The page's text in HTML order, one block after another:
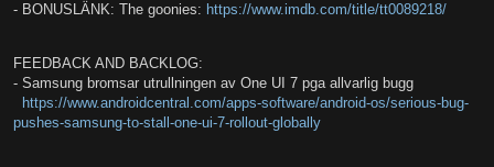
- BONUSLÄNK: The goonies: https://www.imdb.com/title/tt0089218/
FEEDBACK AND BACKLOG:
- Samsung bromsar utrullningen av One UI 7 pga allvarlig bugg
https://www.androidcentral.com/apps-software/android-os/serious-bug-
pushes-samsung-to-stall-one-ui-7-rollout-globally